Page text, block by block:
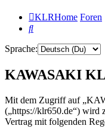
KLRHome Foren
Suche
Sprache:
KAWASAKI
Mit dem Zugriff auf
(„https://klr650.de“) wird
Vertrag mit folgenden